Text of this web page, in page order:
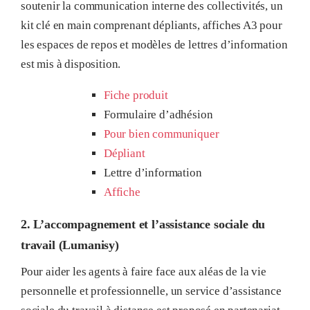
soutenir la communication interne des collectivités, un
kit clé en main comprenant dépliants, affiches A3 pour
les espaces de repos et modèles de lettres d’information
est mis à disposition.
Fiche produit
Formulaire d’adhésion
Pour bien communiquer
Dépliant
Lettre d’information
Affiche
2. L’accompagnement et l’assistance sociale du
travail (Lumanisy)
Pour aider les agents à faire face aux aléas de la vie
personnelle et professionnelle, un service d’assistance